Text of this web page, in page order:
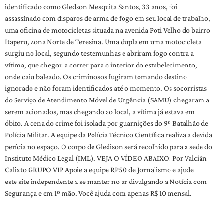
identificado como Gledson Mesquita Santos, 33 anos, foi
assassinado com disparos de arma de fogo em seu local de trabalho,
uma oficina de motocicletas situada na avenida Poti Velho do bairro
Itaperu, zona Norte de Teresina. Uma dupla em uma motocicleta
surgiu no local, segundo testemunhas e abriram fogo contra a
vítima, que chegou a correr para o interior do estabelecimento,
onde caiu baleado. Os criminosos fugiram tomando destino
ignorado e não foram identificados até o momento. Os socorristas
do Serviço de Atendimento Móvel de Urgência (SAMU) chegaram a
serem acionados, mas chegando ao local, a vítima já estava em
óbito. A cena do crime foi isolada por guarnições do 9º Batalhão de
Polícia Militar. A equipe da Polícia Técnico Científica realiza a devida
perícia no espaço. O corpo de Gledison será recolhido para a sede do
Instituto Médico Legal (IML). VEJA O VÍDEO ABAIXO: Por Valciãn
Calixto GRUPO VIP Apoie a equipe RP50 de Jornalismo e ajude
este site independente a se manter no ar divulgando a Notícia com
Segurança e em 1º mão. Você ajuda com apenas R$ 10 mensal.